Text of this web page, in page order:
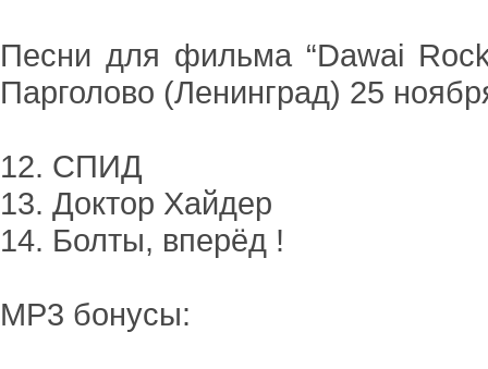
Песни для фильма “Dawai
Парголово (Ленинград) 25
12. СПИД
13. Доктор Хайдер
14. Болты, вперёд !
MP3 бонусы: